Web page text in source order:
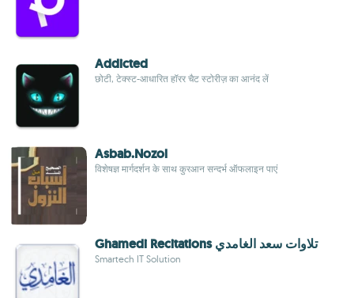
Addicted
छोटी, टेक्स्ट-आधारित हॉरर चैट स्टोरीज़ का आनंद लें
Asbab.Nozol
विशेषज्ञ मार्गदर्शन के साथ कुरआन सन्दर्भ ऑफलाइन पाएं
Ghamedi Recitations تلاوات سعد الغامدي
Smartech IT Solution